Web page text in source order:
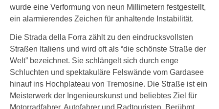
wurde eine Verformung von neun Millimetern festgestellt,
ein alarmierendes Zeichen für anhaltende Instabilität.
Die Strada della Forra zählt zu den eindrucksvollsten
Straßen Italiens und wird oft als “die schönste Straße der
Welt” bezeichnet. Sie schlängelt sich durch enge
Schluchten und spektakuläre Felswände vom Gardasee
hinauf ins Hochplateau von Tremosine. Die Straße ist ein
Meisterwerk der Ingenieurskunst und beliebtes Ziel für
Motorradfahrer, Autofahrer und Radtouristen. Berühmt